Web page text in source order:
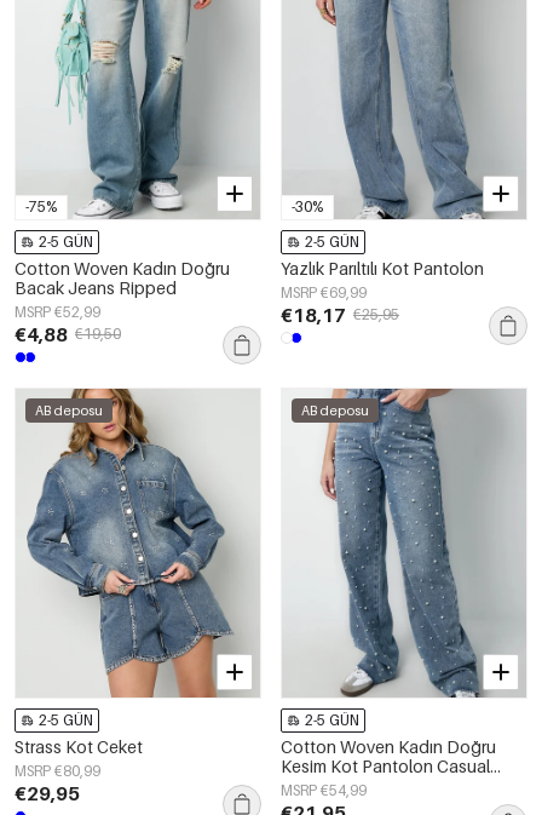
-75%
2-5 GÜN
Cotton Woven Kadın Doğru
Bacak Jeans Ripped
MSRP €52,99
€4,88 €19,50
-30%
2-5 GÜN
Yazlık Parıltılı Kot Pantolon
MSRP €69,99
€18,17 €25,95
AB deposu
2-5 GÜN
Strass Kot Ceket
MSRP €80,99
€29,95
AB deposu
2-5 GÜN
Cotton Woven Kadın Doğru
Kesim Kot Pantolon Casual
Polka Dots
MSRP €54,99